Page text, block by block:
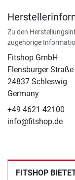
Zu den
zugehörige
Fitshop GmbH
Flensburger
24837 Schleswig
Germany
+49 4621 42100
info@fitshop.de
FITSHOP